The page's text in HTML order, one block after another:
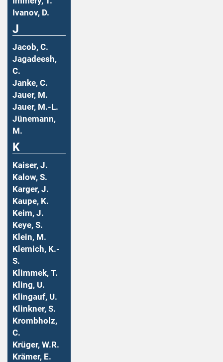
Ivanov, D.
J
Jacob, C.
Jagadeesh,
C.
Janke, C.
Jauer, M.
Jauer, M.-L.
Jünemann,
M.
K
Kaiser, J.
Kalow, S.
Karger, J.
Kaupe, K.
Keim, J.
Keye, S.
Klein, M.
Klemich, K.-
S.
Klimmek, T.
Kling, U.
Klingauf, U.
Klinkner, S.
Krombholz,
C.
Krüger, W.R.
Krämer, E.